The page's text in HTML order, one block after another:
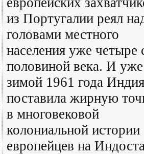
из Португалии реял
головами местного
населения уже четыре
половиной века. И уже
зимой 1961 года Индия
поставила жирную
в многовековой
колониальной истории
европейцев на